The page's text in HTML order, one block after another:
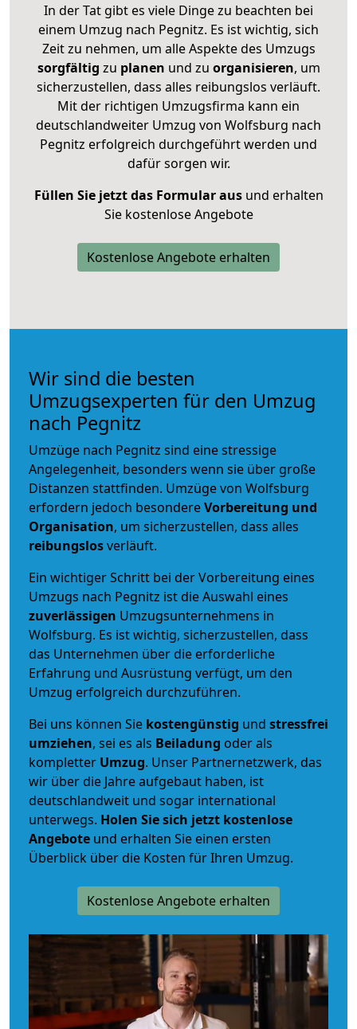
In der Tat gibt es viele Dinge zu beachten bei
einem Umzug nach Pegnitz. Es ist wichtig, sich
Zeit zu nehmen, um alle Aspekte des Umzugs
sorgfältig zu planen und zu organisieren, um
sicherzustellen, dass alles reibungslos verläuft.
Mit der richtigen Umzugsfirma kann ein
deutschlandweiter Umzug von Wolfsburg nach
Pegnitz erfolgreich durchgeführt werden und
dafür sorgen wir.
Füllen Sie jetzt das Formular ausund erhalten
Sie kostenlose Angebote
Kostenlose Angebote erhalten
Wir sind die besten
Umzugsexperten für den Umzug
nach Pegnitz
Umzüge nach Pegnitz sind eine stressige
Angelegenheit, besonders wenn sie über große
Distanzen stattfinden. Umzüge von Wolfsburg
erfordern jedoch besondereVorbereitung und
Organisation, um sicherzustellen, dass alles
reibungslosverläuft.
Ein wichtiger Schritt bei der Vorbereitung eines
Umzugs nach Pegnitz ist die Auswahl eines
zuverlässigen Umzugsunternehmens in
Wolfsburg. Es ist wichtig, sicherzustellen, dass
das Unternehmen über die erforderliche
Erfahrung und Ausrüstung verfügt, um den
Umzug erfolgreich durchzuführen.
Bei uns können Sie kostengünstig und stressfrei
umziehen, sei es als Beiladung oder als
kompletter Umzug. Unser Partnernetzwerk, das
wir über die Jahre aufgebaut haben, ist
deutschlandweit und sogar international
unterwegs. Holen Sie sich jetzt kostenlose
Angebote und erhalten Sie einen ersten
Überblick über die Kosten für Ihren Umzug.
Kostenlose Angebote erhalten